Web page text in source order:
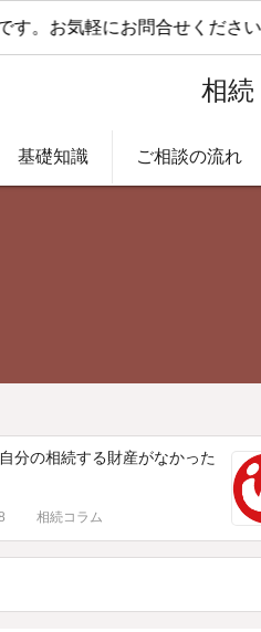
相続
基礎知識 ご相談の流れ
。お気軽にお問合せください
分の相続する財産がなかった
相続コラム